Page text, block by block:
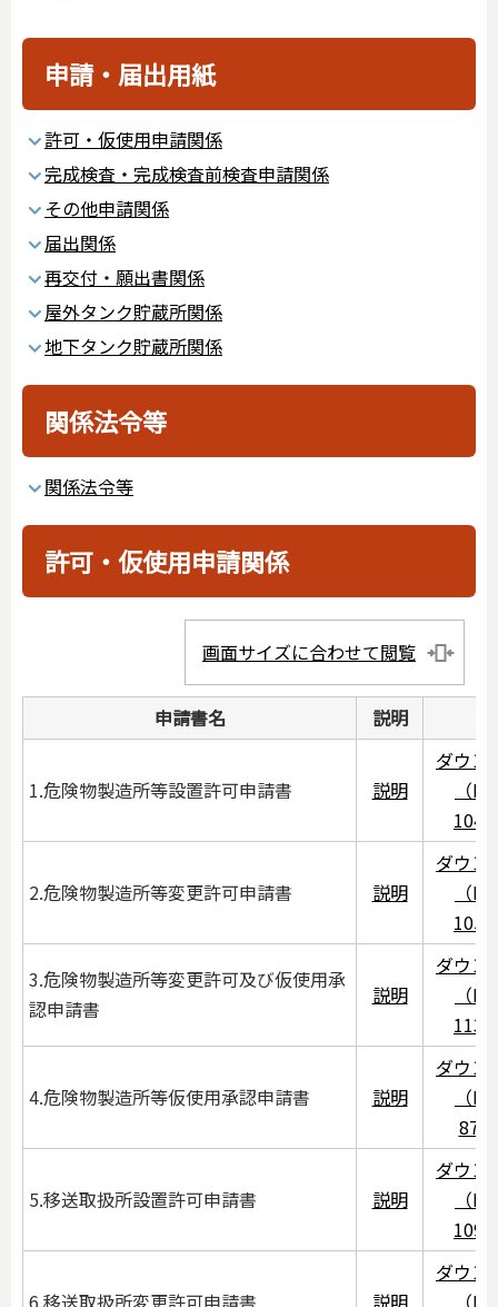
申請・届出用紙
許可・仮使用申請関係
完成検査・完成検査前検査申請関係
その他申請関係
届出関係
再交付・願出書関係
屋外タンク貯蔵所関係
地下タンク貯蔵所関係
関係法令等
関係法令等
許可・仮使用申請関係
画面サイズに合わせて閲覧
申請書名 説明
1.危険物製造所等設置許可申請書 説明
ダウン
（
2.危険物製造所等変更許可申請書 説明
ダウン
（
3.危険物製造所等変更許可及び仮使用承
認申請書
説明
ダウン
（
4.危険物製造所等仮使用承認申請書 説明
ダウン
（
5.移送取扱所設置許可申請書 説明
ダウン
（
ダウン